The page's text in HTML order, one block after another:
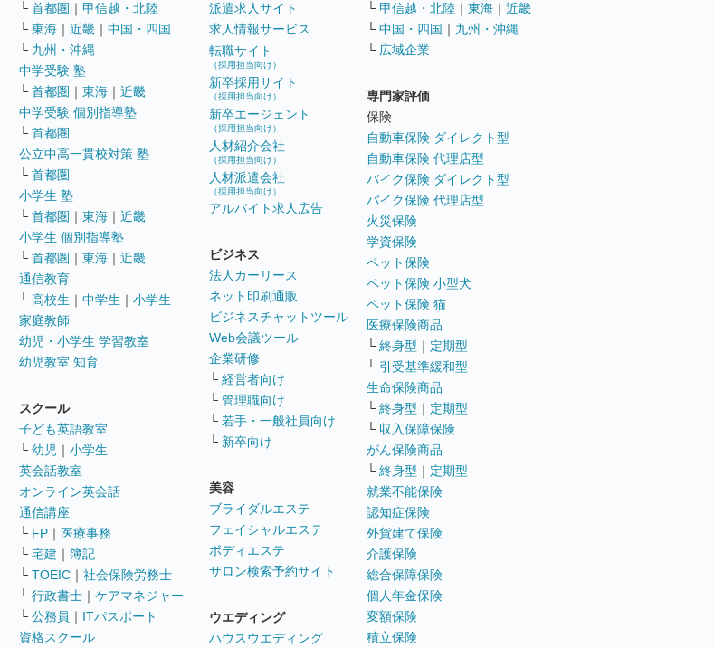
└ 首都圏 ｜ 甲信越・北陸
└ 東海 ｜ 近畿 ｜ 中国・四国
└ 九州・沖縄
中学受験 塾
└ 首都圏 ｜ 東海 ｜ 近畿
中学受験 個別指導塾
└ 首都圏
公立中高一貫校対策 塾
└ 首都圏
小学生 塾
└ 首都圏 ｜ 東海 ｜ 近畿
小学生 個別指導塾
└ 首都圏 ｜ 東海 ｜ 近畿
通信教育
└ 高校生 ｜ 中学生 ｜ 小学生
家庭教師
幼児・小学生 学習教室
幼児教室 知育
スクール
子ども英語教室
└ 幼児 ｜ 小学生
英会話教室
オンライン英会話
通信講座
└ FP ｜ 医療事務
└ 宅建 ｜ 簿記
└ TOEIC ｜ 社会保険労務士
└ 行政書士 ｜ ケアマネジャー
└ 公務員 ｜ ITパスポート
資格スクール
派遣求人サイト
求人情報サービス
転職サイト
（採用担当向け）
新卒採用サイト
（採用担当向け）
新卒エージェント
（採用担当向け）
人材紹介会社
（採用担当向け）
人材派遣会社
（採用担当向け）
アルバイト求人広告
ビジネス
法人カーリース
ネット印刷通販
ビジネスチャットツール
Web会議ツール
企業研修
└ 経営者向け
└ 管理職向け
└ 若手・一般社員向け
└ 新卒向け
美容
ブライダルエステ
フェイシャルエステ
ボディエステ
サロン検索予約サイト
ウエディング
ハウスウエディング
└ 甲信越・北陸 ｜ 東海 ｜ 近畿
└ 中国・四国 ｜ 九州・沖縄
└ 広域企業
専門家評価
保険
自動車保険 ダイレクト型
自動車保険 代理店型
バイク保険 ダイレクト型
バイク保険 代理店型
火災保険
学資保険
ペット保険
ペット保険 小型犬
ペット保険 猫
医療保険商品
└ 終身型 ｜ 定期型
└ 引受基準緩和型
生命保険商品
└ 終身型 ｜ 定期型
└ 収入保障保険
がん保険商品
└ 終身型 ｜ 定期型
就業不能保険
認知症保険
外貨建て保険
介護保険
総合保障保険
個人年金保険
変額保険
積立保険